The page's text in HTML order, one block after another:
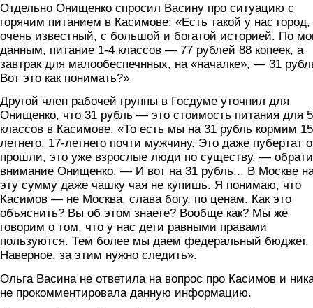
Отдельно Онищенко спросил Васину про ситуацию с
горячим питанием в Касимове: «Есть такой у нас город,
очень известный, с большой и богатой историей. По
данным, питание 1-4 классов — 77 рублей 88 копеек, а
завтрак для малообеспечнных, на «началке», — 31
Вот это как понимать?»
Другой член рабочей группы в Госдуме уточнил для
Онищенко, что 31 рубль — это стоимость питания для
классов в Касимове. «То есть мы на 31 рубль кормим
летнего, 17-летнего почти мужчину. Это даже пубертат
прошли, это уже взрослые люди по существу, —
внимание Онищенко. — И вот на 31 рубль... В Москве
эту сумму даже чашку чая не купишь. Я понимаю, что
Касимов — не Москва, слава богу, по ценам. Как это
объяснить? Вы об этом знаете? Вообще как? Мы же
говорим о том, что у нас дети равными правами
пользуются. Тем более мы даем федеральный бюджет.
Наверное, за этим нужно следить».
Ольга Васина не ответила на вопрос про Касимов и
не прокомментировала данную информацию.